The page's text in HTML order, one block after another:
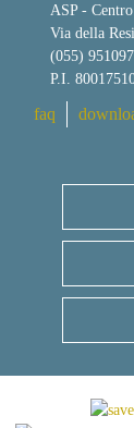
ASP -
Via della
(055)
P.I.
faq